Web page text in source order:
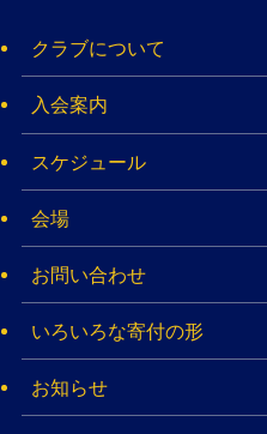
クラブについて
入会案内
スケジュール
会場
お問い合わせ
いろいろな寄付の形
お知らせ